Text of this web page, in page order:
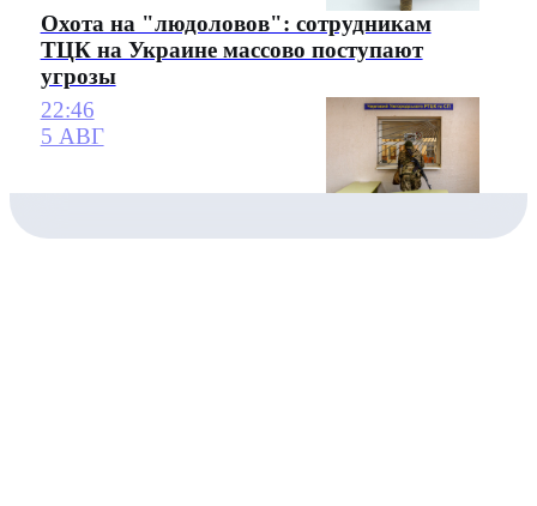
Охота на "людоловов": сотрудникам
ТЦК на Украине массово поступают
угрозы
22:46
5 АВГ